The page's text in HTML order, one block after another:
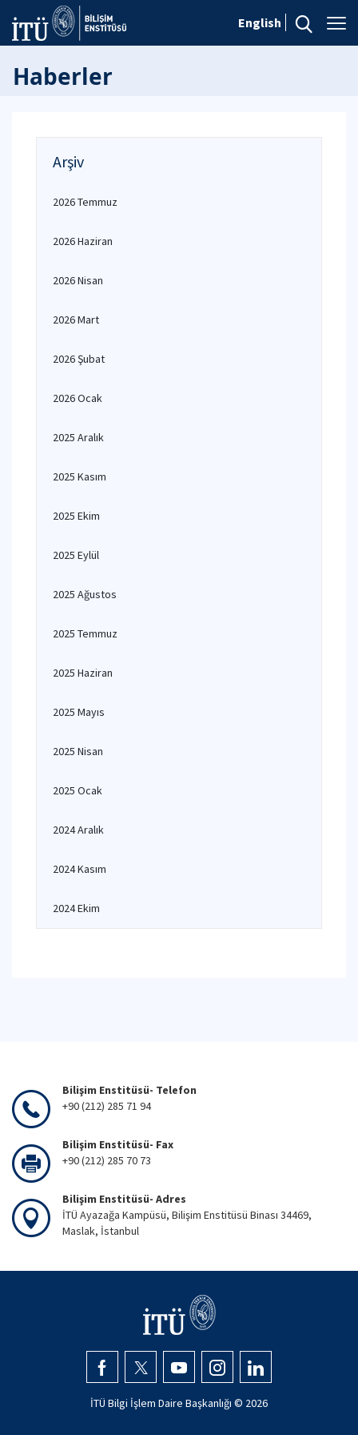
English
Haberler
Arşiv
2026 Temmuz
2026 Haziran
2026 Nisan
2026 Mart
2026 Şubat
2026 Ocak
2025 Aralık
2025 Kasım
2025 Ekim
2025 Eylül
2025 Ağustos
2025 Temmuz
2025 Haziran
2025 Mayıs
2025 Nisan
2025 Ocak
2024 Aralık
2024 Kasım
2024 Ekim
Bilişim Enstitüsü- Telefon
+90 (212) 285 71 94
Bilişim Enstitüsü- Fax
+90 (212) 285 70 73
Bilişim Enstitüsü- Adres
İTÜ Ayazağa Kampüsü, Bilişim Enstitüsü Binası 34469,
Maslak, İstanbul
İTÜ Bilgi İşlem Daire Başkanlığı © 2026